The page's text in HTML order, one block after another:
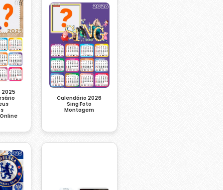
2025
Calendário 2026
Sing Foto
Montagem